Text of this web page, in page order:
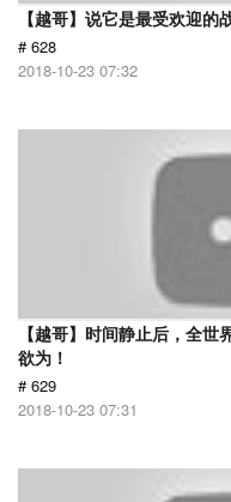
【越哥】说它是最受欢迎的
# 628
2018-10-23 07:32
【越哥】时间静止后，全
欲为！
# 629
2018-10-23 07:31